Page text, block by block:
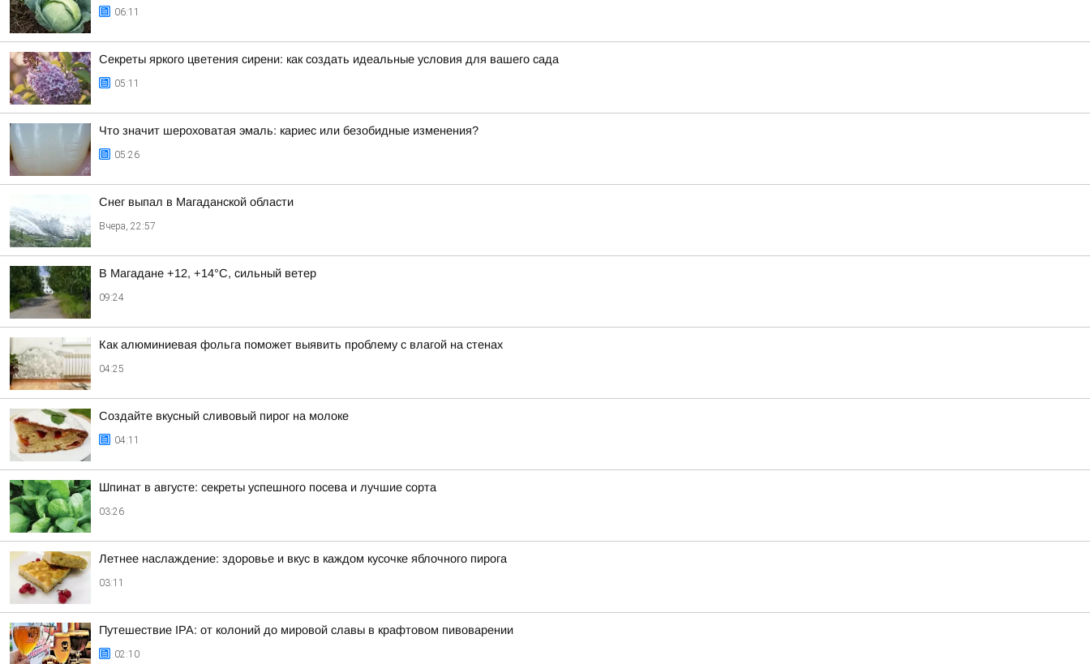
06:11
Секреты яркого цветения сирени: как создать идеальные условия для вашего сада
05:11
Что значит шероховатая эмаль: кариес или безобидные изменения?
05:26
Снег выпал в Магаданской области
Вчера, 22:57
В Магадане +12, +14°C, сильный ветер
09:24
Как алюминиевая фольга поможет выявить проблему с влагой на стенах
04:25
Создайте вкусный сливовый пирог на молоке
04:11
Шпинат в августе: секреты успешного посева и лучшие сорта
03:26
Летнее наслаждение: здоровье и вкус в каждом кусочке яблочного пирога
03:11
Путешествие IPA: от колоний до мировой славы в крафтовом пивоварении
02:10